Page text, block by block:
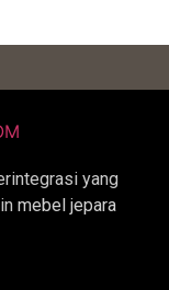
yang
mebel jepara